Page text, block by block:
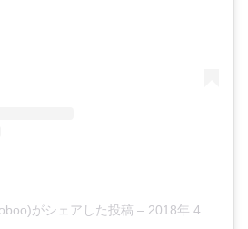
がシェアした投稿 – 2018年 4月月17日午前8時18分PDT